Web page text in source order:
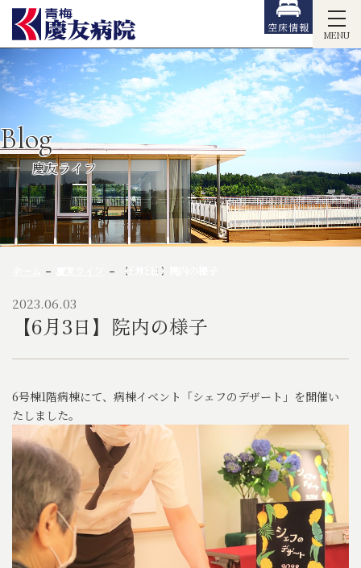
MENU
空床情報
Blog
慶友ライフ
【6月3日】院内の様子
2023.06.03
【6月3日】院内の様子
6号棟1階病棟にて、病棟イベント「シェフのデザート」を開催い
たしました。